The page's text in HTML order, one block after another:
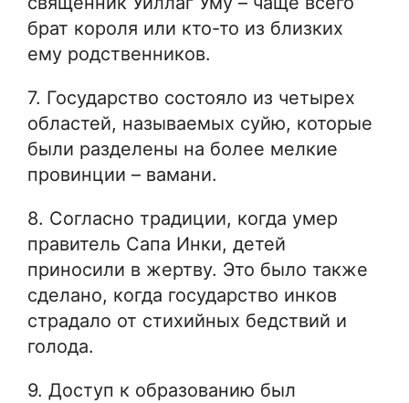
брат короля или кто-то из близких
ему родственников.
7. Государство состояло из четырех
областей, называемых суйю, которые
были разделены на более мелкие
провинции – вамани.
8. Согласно традиции, когда умер
правитель Сапа Инки, детей
приносили в жертву. Это было также
сделано, когда государство инков
страдало от стихийных бедствий и
голода.
9. Доступ к образованию был